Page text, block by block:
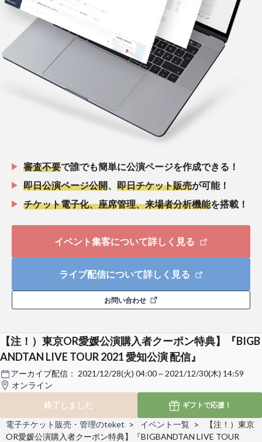
審査不要で誰でも簡単に公演ページを作成できる！
即日公演ページ公開、 即日チケット販売が可能！
チケット電子化、座席管理、来場者分析機能を搭載！
イベント集客について詳しく見る
ライブ配信について詳しく見る
お問い合わせ
【注！）東京OR愛媛公演購入者クーポン特典】『BIGB
ANDTAN LIVE TOUR 2021 愛知公演 配信』
アーカイブ配信： 2021/12/28(火) 04:00 ~ 2021/12/30(木) 14:59
オンライン
終了しました
ギフトで応援！
電子チケット販売・管理のteket イベント一覧
【注！）東京
OR愛媛公演購入者クーポン特典】『BIGBANDTAN LIVE TOUR